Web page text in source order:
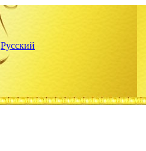
Русский